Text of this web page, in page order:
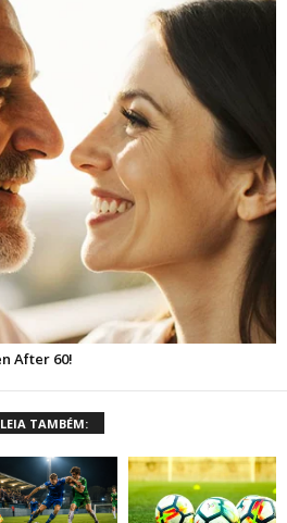
LEIA TAMBÉM: